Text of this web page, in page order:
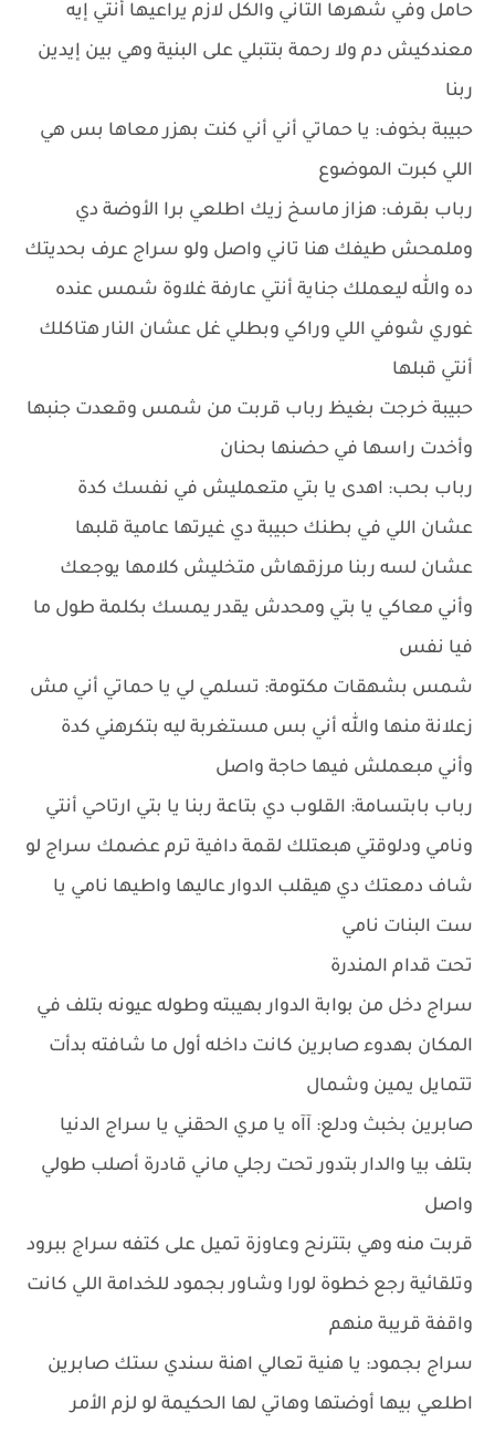
حامل وفي شهرها التاني والكل لازم يراعيها أنتي إيه
معندكيش دم ولا رحمة بتتبلي على البنية وهي بين إيدين
ربنا
حبيبة بخوف: يا حماتي أني أني كنت بهزر معاها بس هي
اللي كبرت الموضوع
رباب بقرف: هزاز ماسخ زيك اطلعي برا الأوضة دي
وملمحش طيفك هنا تاني واصل ولو سراج عرف بحديتك
ده والله ليعملك جناية أنتي عارفة غلاوة شمس عنده
غوري شوفي اللي وراكي وبطلي غل عشان النار هتاكلك
أنتي قبلها
حبيبة خرجت بغيظ رباب قربت من شمس وقعدت جنبها
وأخدت راسها في حضنها بحنان
رباب بحب: اهدى يا بتي متعمليش في نفسك كدة
عشان اللي في بطنك حبيبة دي غيرتها عامية قلبها
عشان لسه ربنا مرزقهاش متخليش كلامها يوجعك
وأني معاكي يا بتي ومحدش يقدر يمسك بكلمة طول ما
فيا نفس
شمس بشهقات مكتومة: تسلمي لي يا حماتي أني مش
زعلانة منها والله أني بس مستغربة ليه بتكرهني كدة
وأني مبعملش فيها حاجة واصل
رباب بابتسامة: القلوب دي بتاعة ربنا يا بتي ارتاحي أنتي
ونامي ودلوقتي هبعتلك لقمة دافية ترم عضمك سراج لو
شاف دمعتك دي هيقلب الدوار عاليها واطيها نامي يا
ست البنات نامي
تحت قدام المندرة
سراج دخل من بوابة الدوار بهيبته وطوله عيونه بتلف في
المكان بهدوء صابرين كانت داخله أول ما شافته بدأت
تتمايل يمين وشمال
صابرين بخبث ودلع: آآه يا مري الحقني يا سراج الدنيا
بتلف بيا والدار بتدور تحت رجلي ماني قادرة أصلب طولي
واصل
قربت منه وهي بتترنح وعاوزة تميل على كتفه سراج ببرود
وتلقائية رجع خطوة لورا وشاور بجمود للخدامة اللي كانت
واقفة قريبة منهم
سراج بجمود: يا هنية تعالي اهنة سندي ستك صابرين
اطلعي بيها أوضتها وهاتي لها الحكيمة لو لزم الأمر